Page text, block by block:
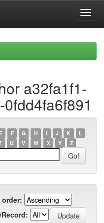
a32fa1f1-
E F G H I J K
L
U V W X Y Z
order: